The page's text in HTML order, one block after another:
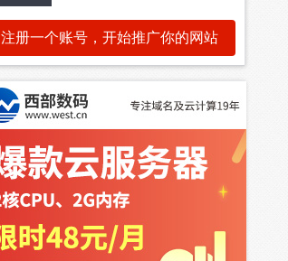
注册一个账号，开始推广你的网站